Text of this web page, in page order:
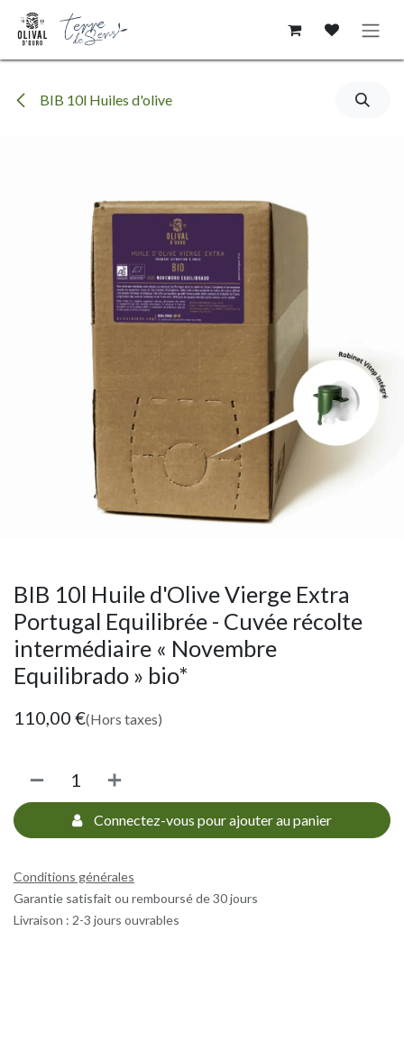
Se rendre au contenu
BIB 10l Huiles d'olive
BIB 10l Huile d'Olive Vierge Extra
Portugal Equilibrée - Cuvée récolte
intermédiaire « Novembre
Equilibrado » bio*
110,00 €(Hors taxes)
Connectez-vous pour ajouter au panier
Conditions générales
Garantie satisfait ou remboursé de 30 jours
Livraison : 2-3 jours ouvrables